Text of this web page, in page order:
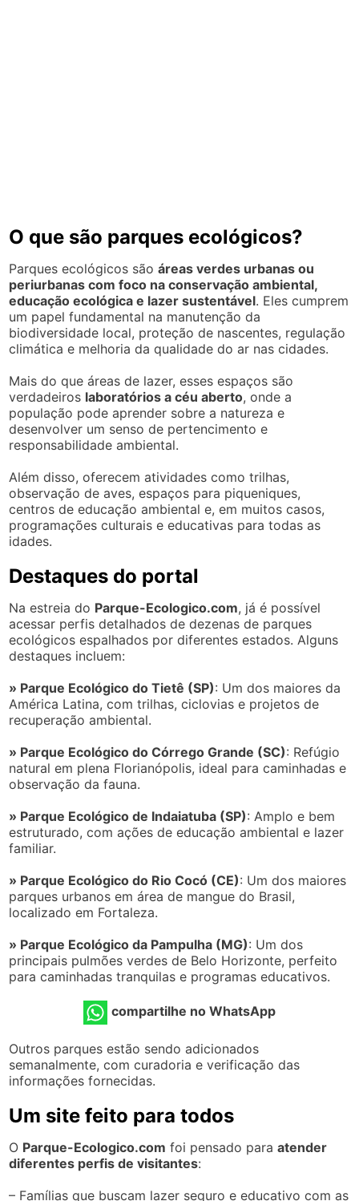
O que são parques ecológicos?
Parques ecológicos sãoáreas verdes urbanas ou
periurbanas com foco na conservação ambiental,
educação ecológica e lazer sustentável. Eles cumprem
um papel fundamental na manutenção da
biodiversidade local, proteção de nascentes, regulação
climática e melhoria da qualidade do ar nas cidades.
Mais do que áreas de lazer, esses espaços são
verdadeiros laboratórios a céu aberto, onde a
população pode aprender sobre a natureza e
desenvolver um senso de pertencimento e
responsabilidade ambiental.
Além disso, oferecem atividades como trilhas,
observação de aves, espaços para piqueniques,
centros de educação ambiental e, em muitos casos,
programações culturais e educativas para todas as
idades.
Destaques do portal
Na estreia do Parque-Ecologico.com, já é possível
acessar perfis detalhados de dezenas de parques
ecológicos espalhados por diferentes estados. Alguns
destaques incluem:
» Parque Ecológico do Tietê (SP): Um dos maiores da
América Latina, com trilhas, ciclovias e projetos de
recuperação ambiental.
» Parque Ecológico do Córrego Grande (SC): Refúgio
natural em plena Florianópolis, ideal para caminhadas e
observação da fauna.
» Parque Ecológico de Indaiatuba (SP): Amplo e bem
estruturado, com ações de educação ambiental e lazer
familiar.
» Parque Ecológico do Rio Cocó (CE): Um dos maiores
parques urbanos em área de mangue do Brasil,
localizado em Fortaleza.
» Parque Ecológico da Pampulha (MG): Um dos
principais pulmões verdes de Belo Horizonte, perfeito
para caminhadas tranquilas e programas educativos.
compartilhe no WhatsApp
Outros parques estão sendo adicionados
semanalmente, com curadoria e verificação das
informações fornecidas.
Um site feito para todos
O Parque-Ecologico.com foi pensado paraatender
diferentes perfis de visitantes:
– Famílias que buscam lazer seguro e educativo com as